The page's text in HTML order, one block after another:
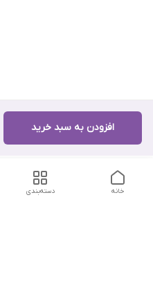
افزودن به سبد خرید
دسته‌بندی خانه